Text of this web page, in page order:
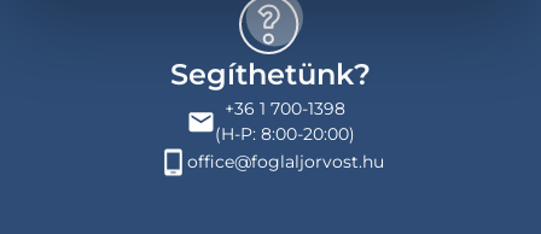
Segíthetünk?
+36 1 700-1398
(H-P: 8:00-20:00)
office@foglaljorvost.hu